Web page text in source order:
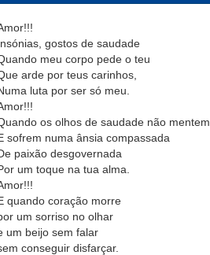
gostos de saudade
meu corpo pede o teu
arde por teus carinhos,
luta por ser só meu.
os olhos de saudade não mentem
sofrem numa ânsia compassada
paixão desgovernada
um toque na tua alma.
quando coração morre
um sorriso no olhar
um beijo sem falar
conseguir disfarçar.